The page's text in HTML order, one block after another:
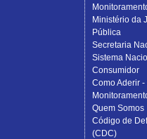
Ministério da
Pública
Secretaria
Sistema
Consumidor
Como Aderir -
Quem Somos
Código de
(CDC)